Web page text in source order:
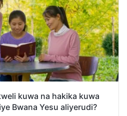
kuwa na hakika kuwa
Bwana Yesu aliyerudi?